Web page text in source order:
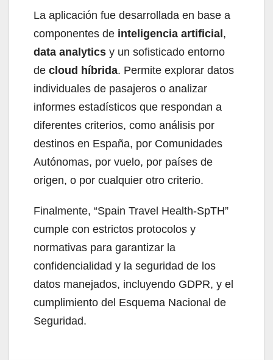
La aplicación fue desarrollada en base a
componentes de inteligencia artificial,
data analytics y un sofisticado entorno
de cloud híbrida. Permite explorar datos
individuales de pasajeros o analizar
informes estadísticos que respondan a
diferentes criterios, como análisis por
destinos en España, por Comunidades
Autónomas, por vuelo, por países de
origen, o por cualquier otro criterio.
Finalmente, “Spain Travel Health-SpTH”
cumple con estrictos protocolos y
normativas para garantizar la
confidencialidad y la seguridad de los
datos manejados, incluyendo GDPR, y el
cumplimiento del Esquema Nacional de
Seguridad.